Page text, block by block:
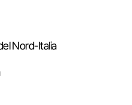
Nord-Italia